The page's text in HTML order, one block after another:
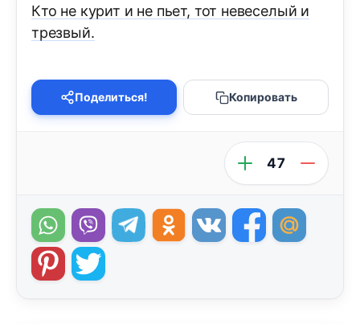
Кто не курит и не пьет, тот невеселый и
трезвый.
Поделиться! Копировать
47